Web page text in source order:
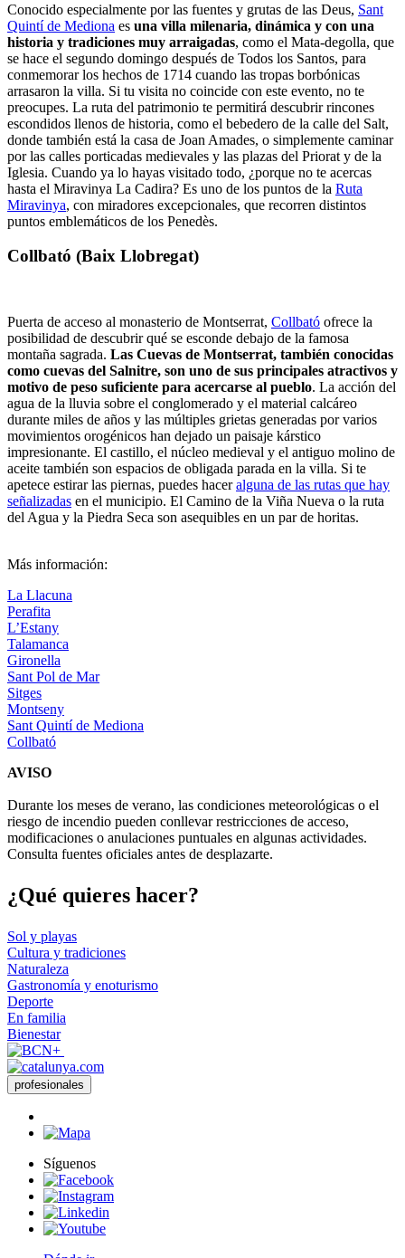
Conocido especialmente por las fuentes y grutas de las Deus, Sant
Quintí de Mediona es una villa milenaria, dinámica y con una
historia y tradiciones muy arraigadas, como el Mata-degolla, que
se hace el segundo domingo después de Todos los Santos, para
conmemorar los hechos de 1714 cuando las tropas borbónicas
arrasaron la villa. Si tu visita no coincide con este evento, no te
preocupes. La ruta del patrimonio te permitirá descubrir rincones
escondidos llenos de historia, como el bebedero de la calle del Salt,
donde también está la casa de Joan Amades, o simplemente caminar
por las calles porticadas medievales y las plazas del Priorat y de la
Iglesia. Cuando ya lo hayas visitado todo, ¿porque no te acercas
hasta el Miravinya La Cadira? Es uno de los puntos de la Ruta
Miravinya, con miradores excepcionales, que recorren distintos
puntos emblemáticos de los Penedès.
Collbató (Baix Llobregat)
Puerta de acceso al monasterio de Montserrat, Collbató ofrece la
posibilidad de descubrir qué se esconde debajo de la famosa
montaña sagrada. Las Cuevas de Montserrat, también conocidas
como cuevas del Salnitre, son uno de sus principales atractivos y
motivo de peso suficiente para acercarse al pueblo. La acción del
agua de la lluvia sobre el conglomerado y el material calcáreo
durante miles de años y las múltiples grietas generadas por varios
movimientos orogénicos han dejado un paisaje kárstico
impresionante. El castillo, el núcleo medieval y el antiguo molino de
aceite también son espacios de obligada parada en la villa. Si te
apetece estirar las piernas, puedes haceralguna de las rutas que hay
señalizadas en el municipio. El Camino de la Viña Nueva o la ruta
del Agua y la Piedra Seca son asequibles en un par de horitas.
Más información:
La Llacuna
Perafita
L’Estany
Talamanca
Gironella
Sant Pol de Mar
Sitges
Montseny
Sant Quintí de Mediona
Collbató
AVISO
Durante los meses de verano, las condiciones meteorológicas o el
riesgo de incendio pueden conllevar restricciones de acceso,
modificaciones o anulaciones puntuales en algunas actividades.
Consulta fuentes oficiales antes de desplazarte.
¿Qué quieres hacer?
Sol y playas
Cultura y tradiciones
Naturaleza
Gastronomía y enoturismo
Deporte
En familia
Bienestar
profesionales
Síguenos